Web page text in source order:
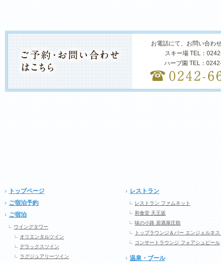
お電話にて、お問い合わ
スキー場 TEL：
ハーブ園 TEL：
トップページ
ご宿泊予約
ご宿泊
ウイングタワー
オリエンタルツイン
デラックスツイン
ラグジュアリーツイン
レストラン
レストラン ファムネット
和食堂 天王坂
味の小路 居酒屋庄助
トップラウンジ＆バー エンジェルネス
コンサートラウンジ フォアシュピール
温泉・プール